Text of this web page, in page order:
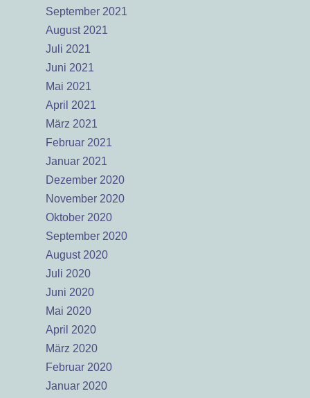
September 2021
August 2021
Juli 2021
Juni 2021
Mai 2021
April 2021
März 2021
Februar 2021
Januar 2021
Dezember 2020
November 2020
Oktober 2020
September 2020
August 2020
Juli 2020
Juni 2020
Mai 2020
April 2020
März 2020
Februar 2020
Januar 2020